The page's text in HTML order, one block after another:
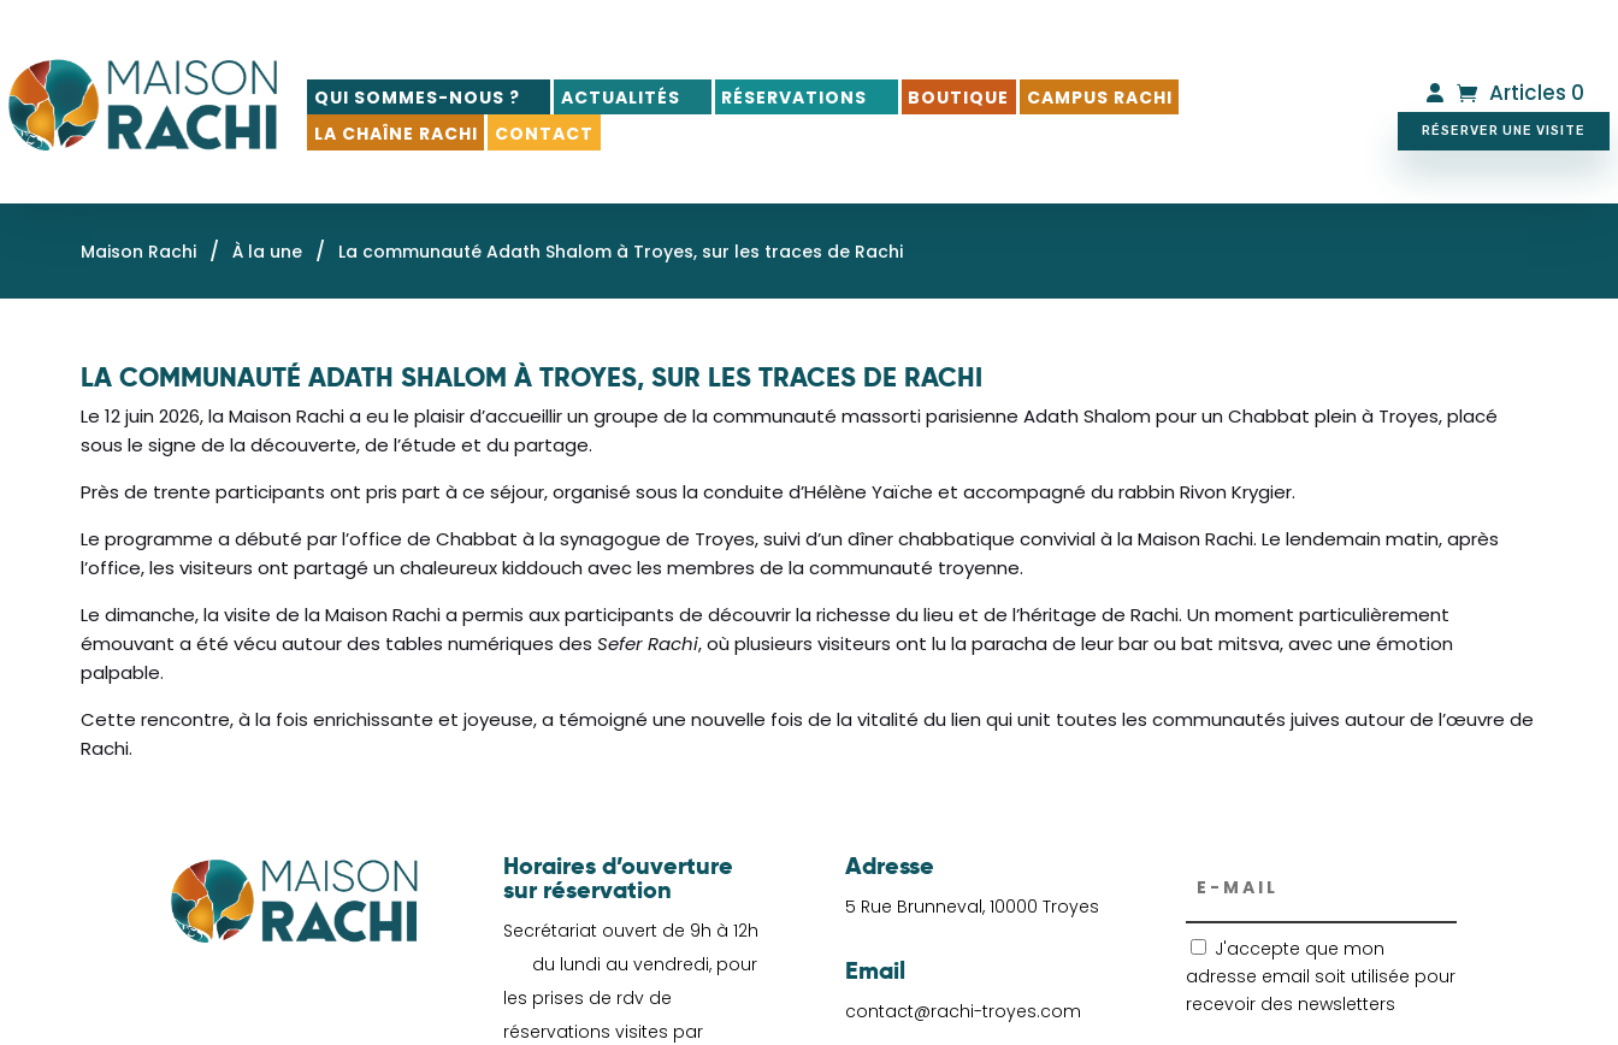
QUI SOMMES-NOUS ? ACTUALITÉS RÉSERVATIONS BOUTIQUE
CAMPUS RACHI
LA CHAÎNE RACHI
CONTACT
Articles 0
RÉSERVER UNE VISITE
Maison Rachi / À la une / La communauté Adath Shalom à Troyes, sur les traces de Rachi
LA COMMUNAUTÉ ADATH SHALOM À TROYES, SUR LES TRACES DE RACHI
Le 12 juin 2026, la Maison Rachi a eu le plaisir d’accueillir un groupe de la communauté massorti parisienne Adath Shalom pour un Chabbat plein à Troyes, placé
sous le signe de la découverte, de l’étude et du partage.
Près de trente participants ont pris part à ce séjour, organisé sous la conduite d’Hélène Yaïche et accompagné du rabbin Rivon Krygier.
Le programme a débuté par l’office de Chabbat à la synagogue de Troyes, suivi d’un dîner chabbatique convivial à la Maison Rachi. Le lendemain matin, après
l’office, les visiteurs ont partagé un chaleureux kiddouch avec les membres de la communauté troyenne.
Le dimanche, la visite de la Maison Rachi a permis aux participants de découvrir la richesse du lieu et de l’héritage de Rachi. Un moment particulièrement
émouvant a été vécu autour des tables numériques desSefer Rachi, où plusieurs visiteurs ont lu la paracha de leur bar ou bat mitsva, avec une émotion
palpable.
Cette rencontre, à la fois enrichissante et joyeuse, a témoigné une nouvelle fois de la vitalité du lien qui unit toutes les communautés juives autour de l’œuvre de
Rachi.
Horaires d’ouverture
sur réservation
Secrétariat ouvert de 9h à 12h
du lundi au vendredi, pour
les prises de rdv de
réservations visites par
Adresse
5 Rue Brunneval, 10000 Troyes
Email
contact@rachi-troyes.com
J'accepte que mon
adresse email soit utilisée pour
recevoir des newsletters